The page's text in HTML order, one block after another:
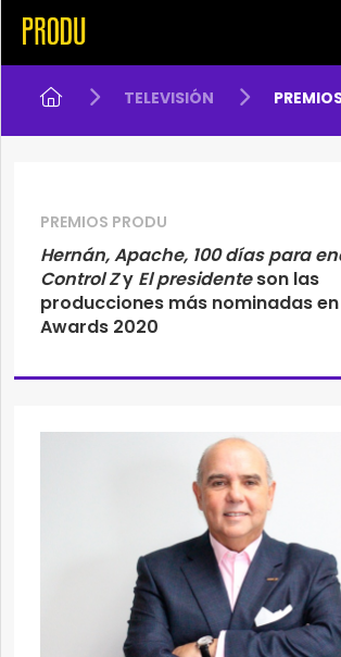
TELEVISIÓN
PREMIOS PRODU
Hernán,Apache, 100 días para
Control Zy El presidenteson las
producciones más nominadas en
Awards 2020